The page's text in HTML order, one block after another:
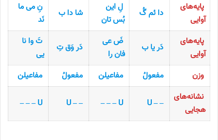
پایه‌های
آوایی
دا ئم گُ
لِ این
بُس تان
شا دا ب
نِ می ما
نَد
پایه‌های
آوایی
دَر یا ب
ضَ عی
فان را
دَر وَق تِ
تَ وا نا
یی
وزن
مفعولُ مفاعیلن مفعولُ
مفاعیلن
نشانه‌های
هجایی
– – U
U – – –
– – U
U – – –